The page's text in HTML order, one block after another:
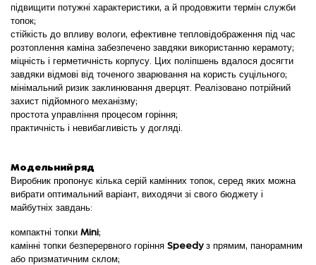
підвищити потужні характеристики, а й продовжити термін служби
топок;
стійкість до впливу вологи, ефективне тепловідображення під час
розтоплення каміна забезпечено завдяки використанню керамоту;
міцність і герметичність корпусу. Цих поліпшень вдалося досягти
завдяки відмові від точеного зварювання на користь суцільного;
мінімальний ризик заклинювання дверцят. Реалізовано потрійний
захист підйомного механізму;
простота управління процесом горіння;
практичність і невибагливість у догляді.
Модельний ряд
Виробник пропонує кілька серій камінних топок, серед яких можна
вибрати оптимальний варіант, виходячи зі свого бюджету і
майбутніх завдань:
компактні топки Mini;
камінні топки безперервного горіння Speedyз прямим, панорамним
або призматичним склом;